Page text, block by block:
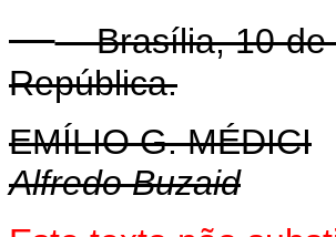
Brasília, 10 de
República.
EMÍLIO G. MÉDICI
Alfredo Buzaid